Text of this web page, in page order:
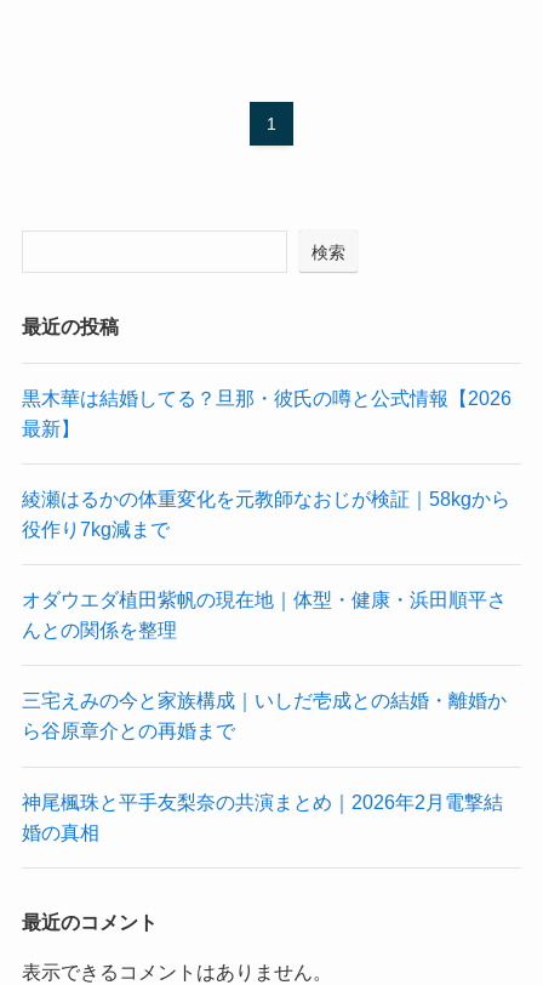
1
検索
最近の投稿
黒木華は結婚してる？旦那・彼氏の噂と公式情報【2026
最新】
綾瀬はるかの体重変化を元教師なおじが検証｜58kgから
役作り7kg減まで
オダウエダ植田紫帆の現在地｜体型・健康・浜田順平さ
んとの関係を整理
三宅えみの今と家族構成｜いしだ壱成との結婚・離婚か
ら谷原章介との再婚まで
神尾楓珠と平手友梨奈の共演まとめ｜2026年2月電撃結
婚の真相
最近のコメント
表示できるコメントはありません。